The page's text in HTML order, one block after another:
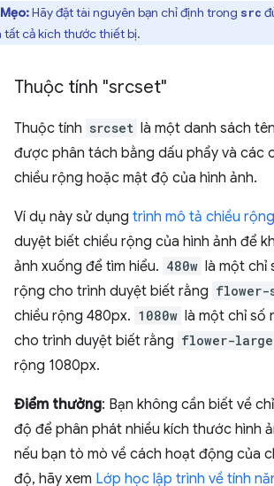
Mẹo:Hãy đặt tài nguyên bạn chỉ định trong src
tất cả kích thước thiết bị.
Thuộc tính "srcset"
Thuộc tính srcset là một danh sách
được phân tách bằng dấu phẩy và các
chiều rộng hoặc mật độ của hình ảnh.
Ví dụ này sử dụng trình mô tả chiều rộng
duyệt biết chiều rộng của hình ảnh để
ảnh xuống để tìm hiểu. 480w là một chỉ
rộng cho trình duyệt biết rằng flower-
chiều rộng 480px. 1080w là một chỉ số
cho trình duyệt biết rằng flower-
rộng 1080px.
Điểm thưởng: Bạn không cần biết về
độ để phân phát nhiều kích thước hình
nếu bạn tò mò về cách hoạt động của
độ, hãy xem Lớp học lập trình về tính